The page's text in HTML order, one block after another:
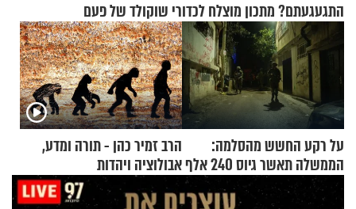
התגעגעתם? מתכון מוצלח לכדורי שוקולד של פעם
על רקע החשש מהסלמה:
הממשלה תאשר גיוס 240 אלף
אנשי מילואים
הרב זמיר כהן - תורה ומדע,
אבולוציה ויהדות